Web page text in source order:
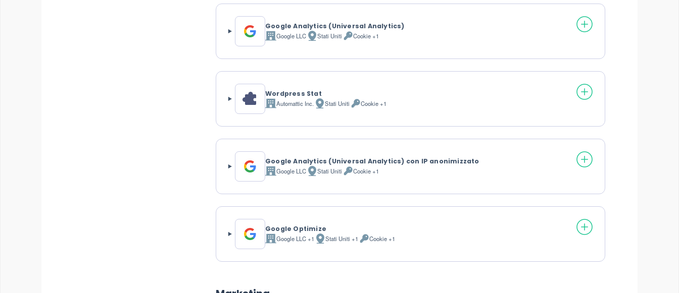
Google Analytics (Universal Analytics)
Azienda:
Google LLC
Luogo
trattamento:
Stati Uniti
Dati
trattati:
Cookie +1
Wordpress Stat
Azienda:
Automattic Inc.
Luogo
trattamento:
Stati Uniti
Dati
trattati:
Cookie +1
Google Analytics (Universal Analytics) con IP anonimizzato
Azienda:
Google LLC
Luogo
trattamento:
Stati Uniti
Dati
trattati:
Cookie +1
Google Optimize
Azienda:
Google LLC +1
Luogo
trattamento:
Stati Uniti +1
Dati
trattati:
Cookie +1